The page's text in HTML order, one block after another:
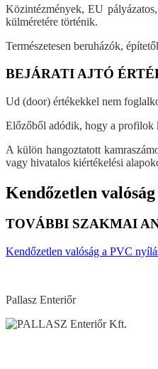
Közintézmények, EU
külméretére történik.
Természetesen beruházók,
BEJÁRATI AJTÓ
Ud (door) értékekkel nem
Előzőből adódik, hogy a profilok
A külön hangoztatott
vagy hivatalos kiértékelési
Kendőzetlen
TOVÁBBI SZAKMAI
Kendőzetlen valóság a PVC
Pallasz Enteriőr